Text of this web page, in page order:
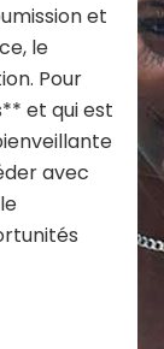
et
le
Pour
et qui est
avec